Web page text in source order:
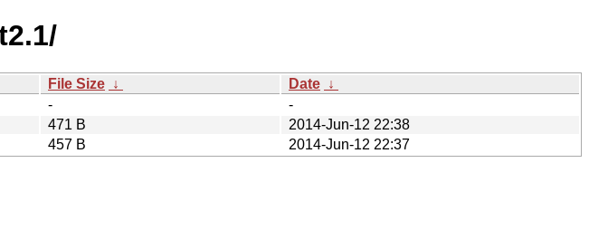
File Size ↓ Date ↓
-
-
471 B
2014-Jun-12 22:38
457 B 2014-Jun-12 22:37